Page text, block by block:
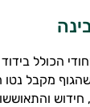
הכולל
מקבל נטו
חידוש